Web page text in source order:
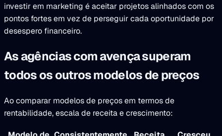
investir em marketing é aceitar projetos alinhados com os
pontos fortes em vez de perseguir cada oportunidade por
desespero financeiro.
As agências com avença superam
todos os outros modelos de preços
Ao comparar modelos de preços em termos de
rentabilidade, escala de receita e crescimento: